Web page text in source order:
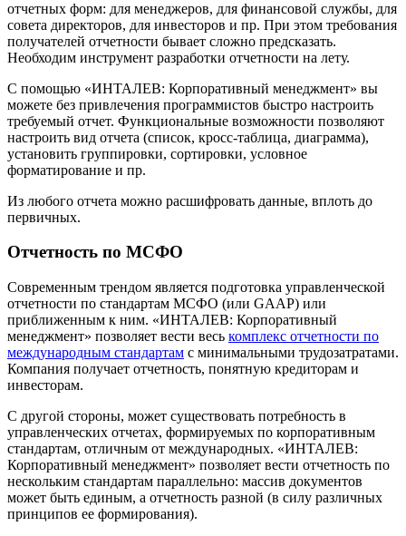
отчетных форм: для менеджеров, для финансовой службы, для
совета директоров, для инвесторов и пр. При этом требования
получателей отчетности бывает сложно предсказать.
Необходим инструмент разработки отчетности на лету.
С помощью «ИНТАЛЕВ: Корпоративный менеджмент» вы
можете без привлечения программистов быстро настроить
требуемый отчет. Функциональные возможности позволяют
настроить вид отчета (список, кросс-таблица, диаграмма),
установить группировки, сортировки, условное
форматирование и пр.
Из любого отчета можно расшифровать данные, вплоть до
первичных.
Отчетность по МСФО
Современным трендом является подготовка управленческой
отчетности по стандартам МСФО (или GAAP) или
приближенным к ним. «ИНТАЛЕВ: Корпоративный
менеджмент» позволяет вести весь комплекс отчетности по
международным стандартам с минимальными трудозатратами.
Компания получает отчетность, понятную кредиторам и
инвесторам.
С другой стороны, может существовать потребность в
управленческих отчетах, формируемых по корпоративным
стандартам, отличным от международных. «ИНТАЛЕВ:
Корпоративный менеджмент» позволяет вести отчетность по
нескольким стандартам параллельно: массив документов
может быть единым, а отчетность разной (в силу различных
принципов ее формирования).